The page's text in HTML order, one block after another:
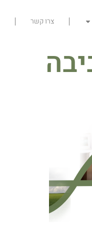
צרו קשר